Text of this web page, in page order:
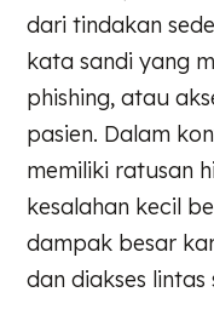
dari tindakan
kata sandi yang
phishing, atau
pasien. Dalam
memiliki ratusan
kesalahan kecil
dampak besar
dan diakses